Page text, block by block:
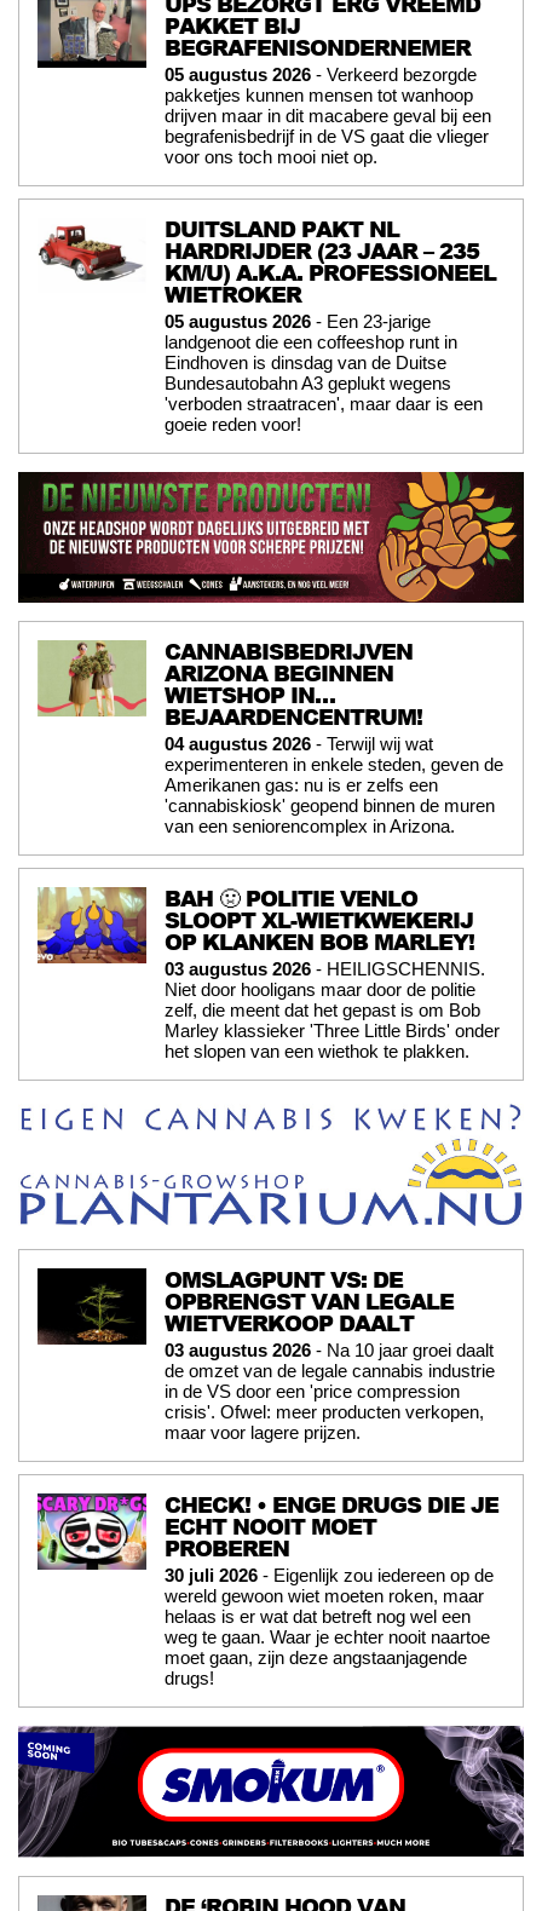
PAKKET BIJ
BEGRAFENISONDERNEMER
05 augustus 2026 - Verkeerd bezorgde
pakketjes kunnen mensen tot wanhoop
drijven maar in dit macabere geval bij een
begrafenisbedrijf in de VS gaat die vlieger
voor ons toch mooi niet op.
DUITSLAND PAKT NL
HARDRIJDER (23 JAAR – 235
KM/U) A.K.A. PROFESSIONEEL
WIETROKER
05 augustus 2026 - Een 23-jarige
landgenoot die een coffeeshop runt in
Eindhoven is dinsdag van de Duitse
Bundesautobahn A3 geplukt wegens
'verboden straatracen', maar daar is een
goeie reden voor!
CANNABISBEDRIJVEN
ARIZONA BEGINNEN
WIETSHOP IN…
BEJAARDENCENTRUM!
04 augustus 2026 - Terwijl wij wat
experimenteren in enkele steden, geven de
Amerikanen gas: nu is er zelfs een
'cannabiskiosk' geopend binnen de muren
van een seniorencomplex in Arizona.
BAH 🤢 POLITIE VENLO
SLOOPT XL-WIETKWEKERIJ
OP KLANKEN BOB MARLEY!
03 augustus 2026 - HEILIGSCHENNIS.
Niet door hooligans maar door de politie
zelf, die meent dat het gepast is om Bob
Marley klassieker 'Three Little Birds' onder
het slopen van een wiethok te plakken.
OMSLAGPUNT VS: DE
OPBRENGST VAN LEGALE
WIETVERKOOP DAALT
03 augustus 2026 - Na 10 jaar groei daalt
de omzet van de legale cannabis industrie
in de VS door een 'price compression
crisis'. Ofwel: meer producten verkopen,
maar voor lagere prijzen.
CHECK! • ENGE DRUGS DIE JE
ECHT NOOIT MOET
PROBEREN
30 juli 2026 - Eigenlijk zou iedereen op de
wereld gewoon wiet moeten roken, maar
helaas is er wat dat betreft nog wel een
weg te gaan. Waar je echter nooit naartoe
moet gaan, zijn deze angstaanjagende
drugs!